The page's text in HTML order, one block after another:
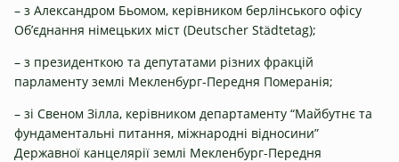
– з Александром Бьомом, керівником берлінського офісу
Об’єднання німецьких міст (Deutscher Städtetag);
– з президенткою та депутатами різних фракцій
парламенту землі Мекленбург-Передня Померанія;
– зі Свеном Зілла, керівником департаменту “Майбутнє та
фундаментальні питання, міжнародні відносини”
Державної канцелярії землі Мекленбург-Передня